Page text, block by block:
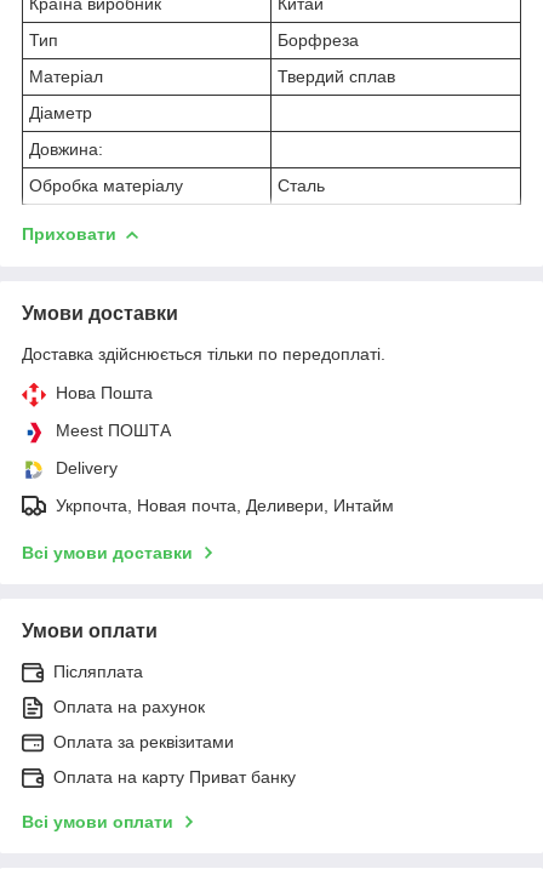
Тип
Борфреза
Матеріал
Твердий сплав
Діаметр
Довжина:
Обробка матеріалу
Сталь
Приховати
Умови доставки
Доставка здійснюється тільки по передоплаті.
Нова Пошта
Meest ПОШТА
Delivery
Укрпочта, Новая почта, Деливери, Интайм
Всі умови доставки
Умови оплати
Післяплата
Оплата на рахунок
Оплата за реквізитами
Оплата на карту Приват банку
Всі умови оплати